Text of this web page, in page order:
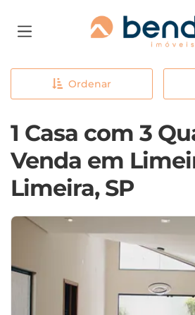
Página inicial
Ordenar
1 Casa com 3
Venda em
Limeira, SP